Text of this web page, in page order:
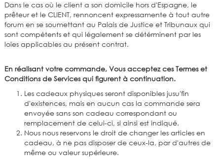
Dans le cas où le client a son domicile hors d'Espagne, le
prêteur et le CLIENT, rennoncent expressamente à tout autre
forum en se soumettant au Palais de Justice et Tribunaux qui
sont compétents et qui légalement se détérminent par les
loies applicables au présent contrat.
En réalisant votre commande, Vous acceptez ces Termes et
Conditions de Services qui figurent à continuation.
Les cadeaux physiques seront disponibles jusu'fin
d'existences, mais en aucun cas la commande sera
envoyée sans son cadeau correspondant ou
remplacement de celui-ci, si ainsi est indiqué.
Nous nous reservons le droit de changer les articles en
cadeau, à ne pas disposer de ceux-la, par d'autres de
même ou valeur supérieure.